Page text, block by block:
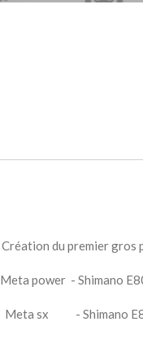
Création du premier gros
Meta power - Shimano
Meta sx - Shimano